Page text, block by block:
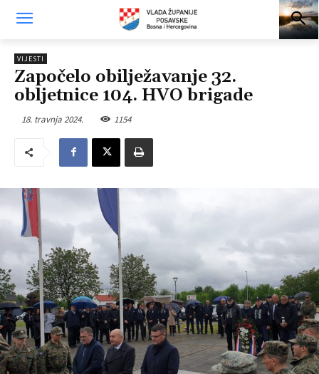
VIJESTI
Započelo obilježavanje 32.
obljetnice 104. HVO brigade
18. travnja 2024. 1154